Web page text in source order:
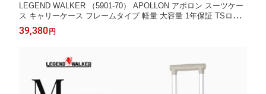
LEGEND WALKER （5901-70） APOLLON アポロン スーツケー
ス キャリーケース フレームタイプ 軽量 大容量 1年保証 TSロッ
ク フロントオープン 日乃本錠前社製 ストッパー付 ダブルキャス
ター USBポート 防犯ファスナー カジュアル 出張 防災 Lサイズ 7
39,380円